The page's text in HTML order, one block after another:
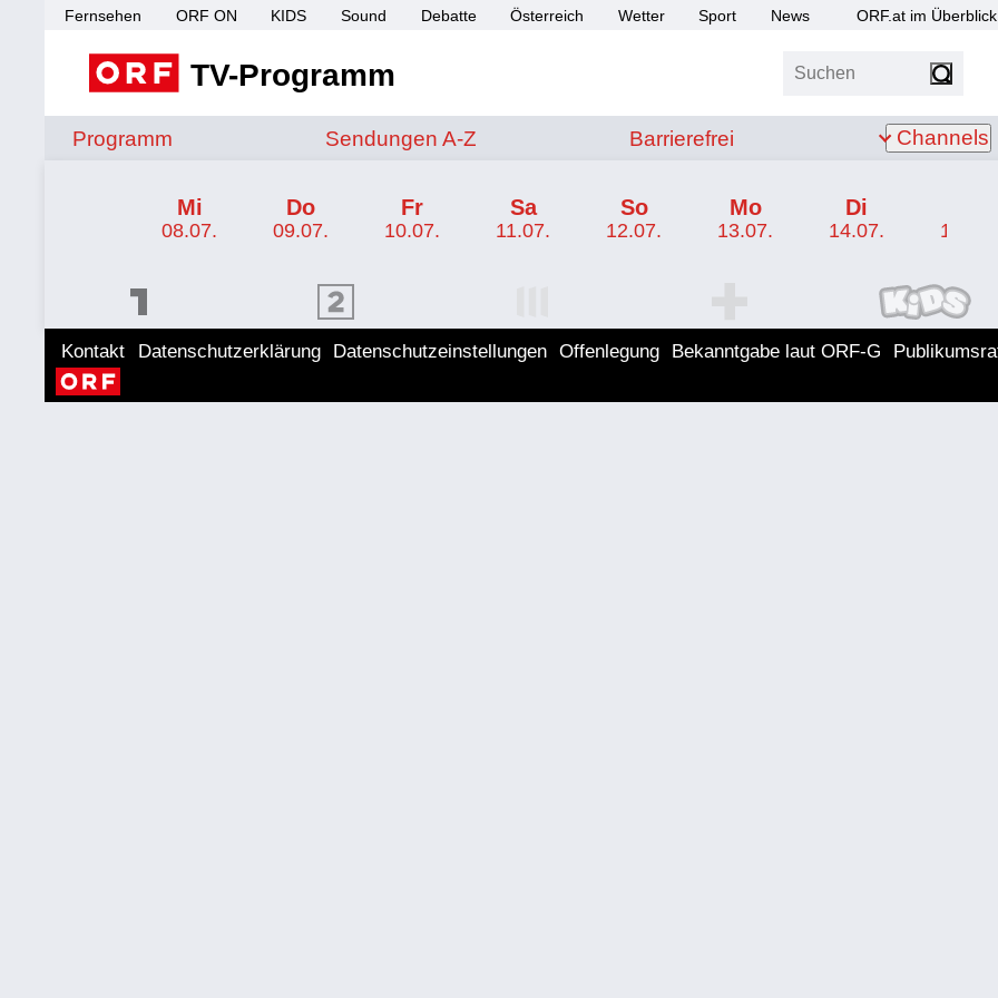
Fernsehen ORF ON KIDS Sound Debatte Österreich Wetter Sport News ORF.at im Überblick
TV-Programm Suchen
Programm Sendungen von A bis Z
Sendungen A-Z Barrierefrei
Barrierefrei Channels
Mi
08.07.
Do
09.07.
Fr
10.07.
Sa
11.07.
So
12.07.
Mo
13.07.
Di
14.07. 15.07.
ORF 2 Programm ORF KIDS Programm
Kontakt Datenschutzerklärung Datenschutzeinstellungen Offenlegung Bekanntgabe laut ORF-G